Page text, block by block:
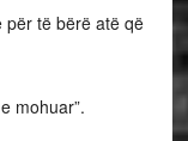
për të bërë atë që
mohuar”.